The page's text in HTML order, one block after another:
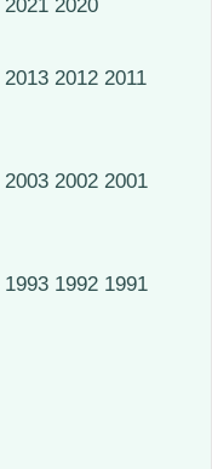
2021 2020
2013 2012 2011
2003 2002 2001
1993 1992 1991